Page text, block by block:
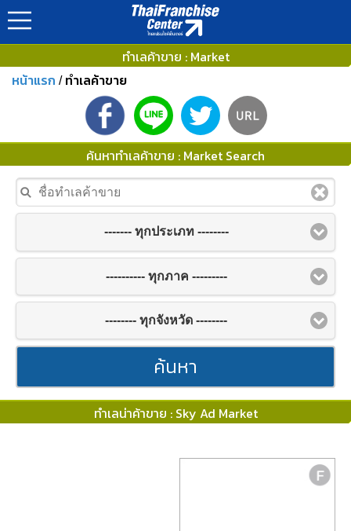
ทำเลค้าขาย : Market
หน้าแรก / ทำเลค้าขาย
ค้นหาทำเลค้าขาย : Market Search
------- ทุกประเภท --------
---------- ทุกภาค ---------
-------- ทุกจังหวัด --------
ค้นหา
ทำเลน่าค้าขาย : Sky Ad Market